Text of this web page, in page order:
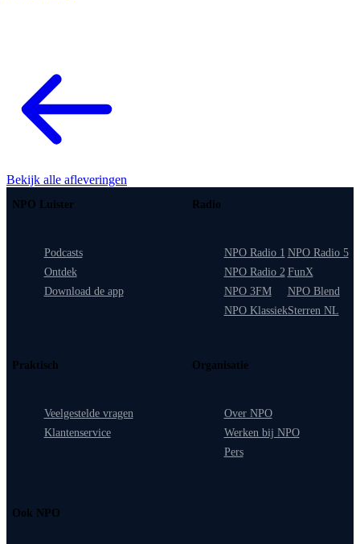
Bekijk alle afleveringen
NPO Luister
Podcasts
Ontdek
Download de app
Radio
NPO Radio 1
NPO Radio 2
NPO 3FM
NPO Klassiek
NPO Radio 5
FunX
NPO Blend
Sterren NL
Praktisch
Veelgestelde vragen
Klantenservice
Organisatie
Over NPO
Werken bij NPO
Pers
Ook NPO